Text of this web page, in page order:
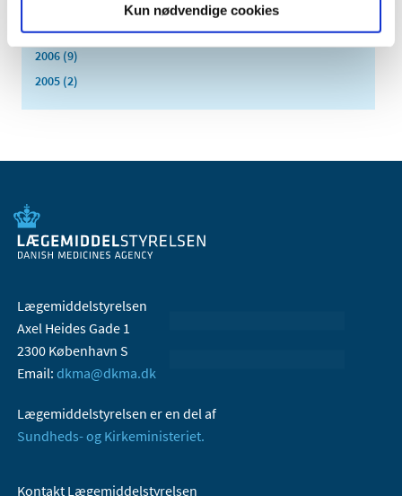
Kun nødvendige cookies
2007 (3)
2006 (9)
2005 (2)
Lægemiddelstyrelsen
Axel Heides Gade 1
2300 København S
Email: dkma@dkma.dk
Lægemiddelstyrelsen er en del af
Sundheds- og Kirkeministeriet.
Kontakt Lægemiddelstyrelsen